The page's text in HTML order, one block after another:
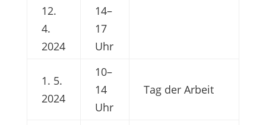
12.
4.
2024
14–
17
Uhr
1. 5.
2024
10–
14
Uhr
Tag der Arbeit